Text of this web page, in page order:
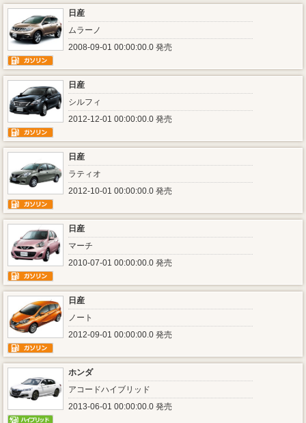
日産
ムラーノ
2008-09-01 00:00:00.0 発売
日産
シルフィ
2012-12-01 00:00:00.0 発売
日産
ラティオ
2012-10-01 00:00:00.0 発売
日産
マーチ
2010-07-01 00:00:00.0 発売
日産
ノート
2012-09-01 00:00:00.0 発売
ホンダ
アコードハイブリッド
2013-06-01 00:00:00.0 発売